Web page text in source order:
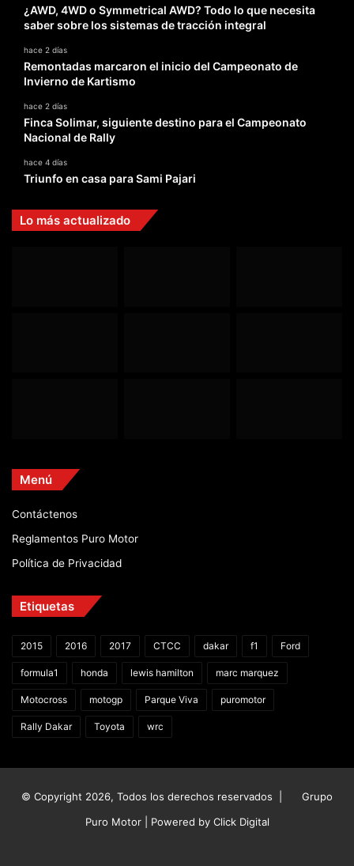
¿AWD, 4WD o Symmetrical AWD? Todo lo que necesita
saber sobre los sistemas de tracción integral
hace 2 días
Remontadas marcaron el inicio del Campeonato de
Invierno de Kartismo
hace 2 días
Finca Solimar, siguiente destino para el Campeonato
Nacional de Rally
hace 4 días
Triunfo en casa para Sami Pajari
Lo más actualizado
Menú
Contáctenos
Reglamentos Puro Motor
Política de Privacidad
Etiquetas
2015 2016 2017 CTCC dakar f1 Ford
formula1 honda lewis hamilton marc marquez
Motocross motogp Parque Viva puromotor
Rally Dakar Toyota wrc
© Copyright 2026, Todos los derechos reservados |
Grupo
Puro Motor | Powered by Click Digital